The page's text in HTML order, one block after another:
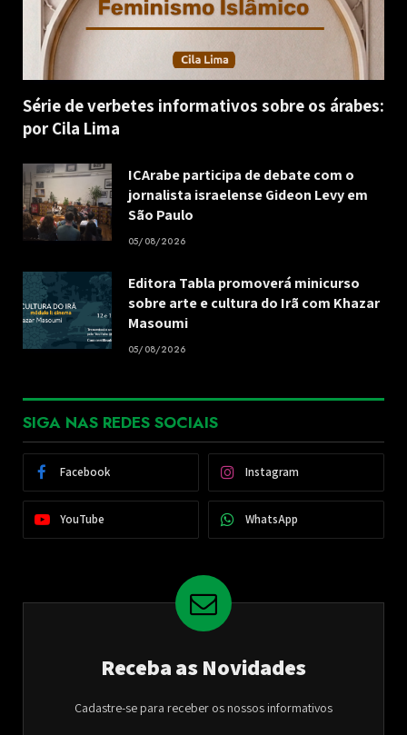
Série de verbetes informativos sobre os árabes:
por Cila Lima
ICArabe participa de debate com o
jornalista israelense Gideon Levy em
São Paulo
05/08/2026
Editora Tabla promoverá minicurso
sobre arte e cultura do Irã com Khazar
Masoumi
05/08/2026
SIGA NAS REDES SOCIAIS
Facebook Instagram
YouTube WhatsApp
Receba as Novidades
Cadastre-se para receber os nossos informativos